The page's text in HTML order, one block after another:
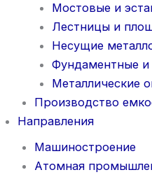
Мостовые и
Лестницы и
Несущие
Фундаментные
Металлические
Производство
Направления
Машиностроение
Атомная